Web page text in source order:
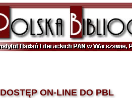
DOSTĘP ON-LINE DO PBL